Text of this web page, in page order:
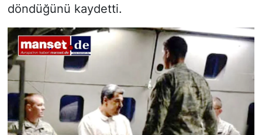
döndüğünü kaydetti.